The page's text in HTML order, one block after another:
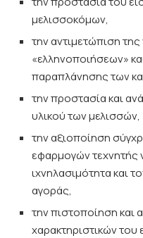
μελισσοκόμων,
την αντιμετώπιση
«ελληνοποιήσεων»
παραπλάνησης των
την προστασία και
υλικού των μελισσών,
την αξιοποίηση
εφαρμογών τεχνητής
ιχνηλασιμότητα και
αγοράς,
την πιστοποίηση και
χαρακτηριστικών του